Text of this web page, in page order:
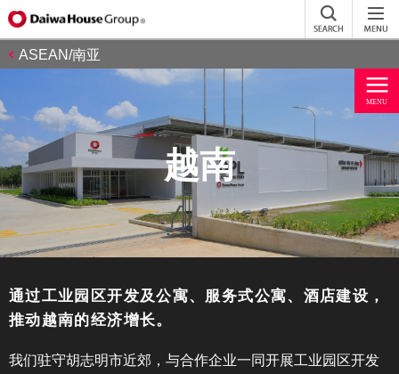
ASEAN/南亚
越南
通过工业园区开发及公寓、服务式公寓、酒店建设，
推动越南的经济增长。
我们驻守胡志明市近郊，与合作企业一同开展工业园区开发